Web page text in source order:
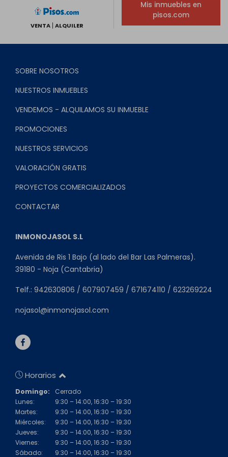
VENTA ALQUILER
Mis inmuebles en
pisos.com
SOBRE NOSOTROS
NUESTROS INMUEBLES
VENDEMOS - ALQUILAMOS SU INMUEBLE
PROMOCIONES
NUESTROS SERVICIOS
VALORACIÓN GRATIS
PROYECTOS COMERCIALIZADOS
CONTACTAR
INMONOJASOL S.L
Avenida de Ris 1 Bajo (al lado del Bar Las Palmeras).
39180 - Noja (Cantabria)
Telf.: 942630806 / 607907459 / 671674110 / 623269224
nojasol@inmonojasol.com
Horarios
Domingo:
Cerrado
Lunes:
9:30 – 14:00, 16:30 – 19:30
Martes:
9:30 – 14:00, 16:30 – 19:30
Miércoles:
9:30 – 14:00, 16:30 – 19:30
Jueves:
9:30 – 14:00, 16:30 – 19:30
Viernes:
9:30 – 14:00, 16:30 – 19:30
Sábado:
9:30 – 14:00, 16:30 – 19:30